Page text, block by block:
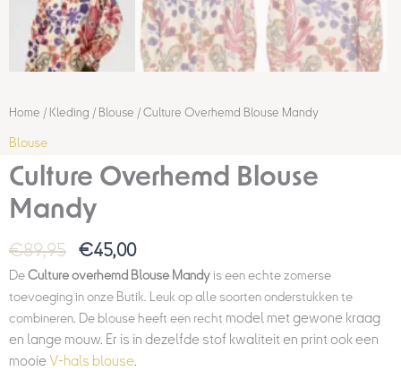
Home / Kleding / Blouse / Culture Overhemd Blouse Mandy
Blouse
Culture Overhemd Blouse
Mandy
€89,95 €45,00
DeCulture overhemd Blouse Mandyis een echte zomerse
toevoeging in onze Butik. Leuk op alle soorten onderstukken te
combineren. De blouse heeft een recht model met gewone kraag
en lange mouw. Er is in dezelfde stof kwaliteit en print ook een
mooie V-hals blouse.